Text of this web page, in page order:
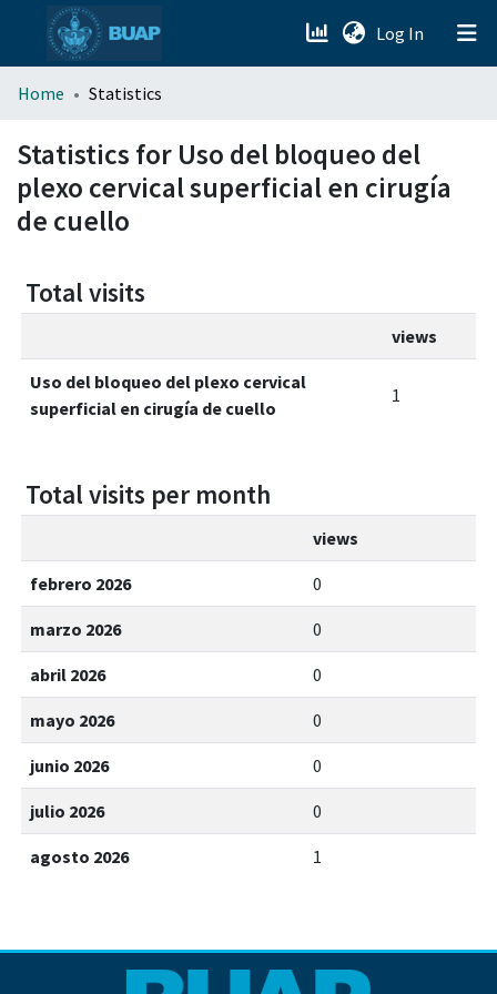
Log In (current)
menu.section.about_menu
All of DSpace
Home Statistics
Statistics for Uso del bloqueo del
plexo cervical superficial en cirugía
de cuello
Total visits
views
Uso del bloqueo del plexo cervical
superficial en cirugía de cuello
1
Total visits per month
views
febrero 2026 0
marzo 2026 0
abril 2026 0
mayo 2026 0
junio 2026 0
julio 2026 0
agosto 2026 1